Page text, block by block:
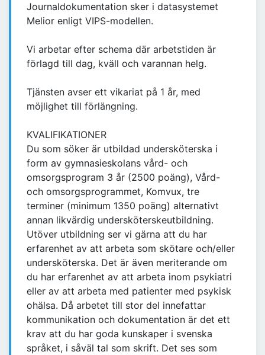
Journaldokumentation sker i datasystemet
Melior enligt VIPS-modellen.
Vi arbetar efter schema där arbetstiden är
förlagd till dag, kväll och varannan helg.
Tjänsten avser ett vikariat på 1 år, med
möjlighet till förlängning.
KVALIFIKATIONER
Du som söker är utbildad undersköterska i
form av gymnasieskolans vård- och
omsorgsprogram 3 år (2500 poäng), Vård-
och omsorgsprogrammet, Komvux, tre
terminer (minimum 1350 poäng) alternativt
annan likvärdig undersköterskeutbildning.
Utöver utbildning ser vi gärna att du har
erfarenhet av att arbeta som skötare och/eller
undersköterska. Det är även meriterande om
du har erfarenhet av att arbeta inom psykiatri
eller av att arbeta med patienter med psykisk
ohälsa. Då arbetet till stor del innefattar
kommunikation och dokumentation är det ett
krav att du har goda kunskaper i svenska
språket, i såväl tal som skrift. Det ses som